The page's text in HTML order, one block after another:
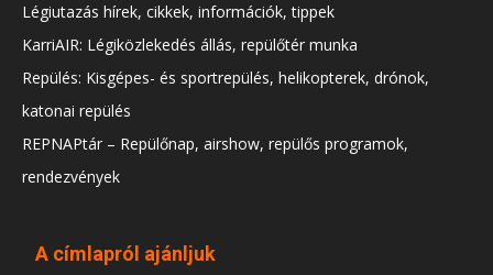
Légiutazás hírek, cikkek, információk, tippek
KarriAIR: Légiközlekedés állás, repülőtér munka
Repülés: Kisgépes- és sportrepülés, helikopterek, drónok,
katonai repülés
REPNAPtár – Repülőnap, airshow, repülős programok,
rendezvények
A címlapról ajánljuk